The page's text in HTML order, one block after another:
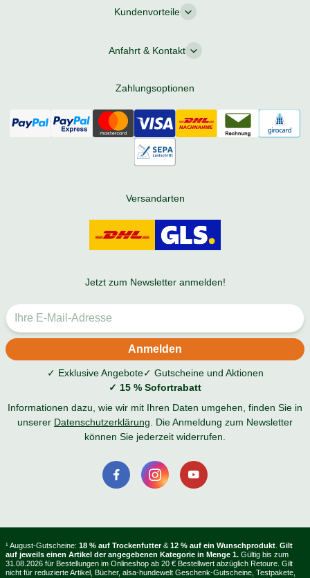
Kundenvorteile
Anfahrt & Kontakt
Zahlungsoptionen
Versandarten
Jetzt zum Newsletter anmelden!
✓ Exklusive Angebote✓ Gutscheine und Aktionen
✓ 15 % Sofortrabatt
Informationen dazu, wie wir mit Ihren Daten umgehen, finden Sie in
unserer Datenschutzerklärung . Die Anmeldung zum Newsletter
können Sie jederzeit widerrufen.
¹ August-Gutscheine: 18 % auf Trockenfutter & 12 % auf ein Wunschprodukt Gilt
auf jeweils einen Artikel der angegebenen Kategorie in Menge 1. Gültig bis zum
31.08.2026 für Bestellungen im Onlineshop ab 20 € Bestellwert abzüglich Retoure. Gilt
nicht für reduzierte Artikel, Bücher, alsa-hundewelt Geschenk-Gutscheine, Testpakete,